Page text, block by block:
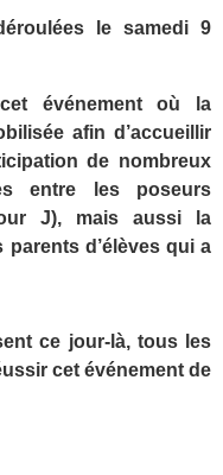
le samedi 9
événement où la
afin d’accueillir
de nombreux
entre les poseurs
J), mais aussi la
d’élèves qui a
ce jour-là, tous les
cet événement de